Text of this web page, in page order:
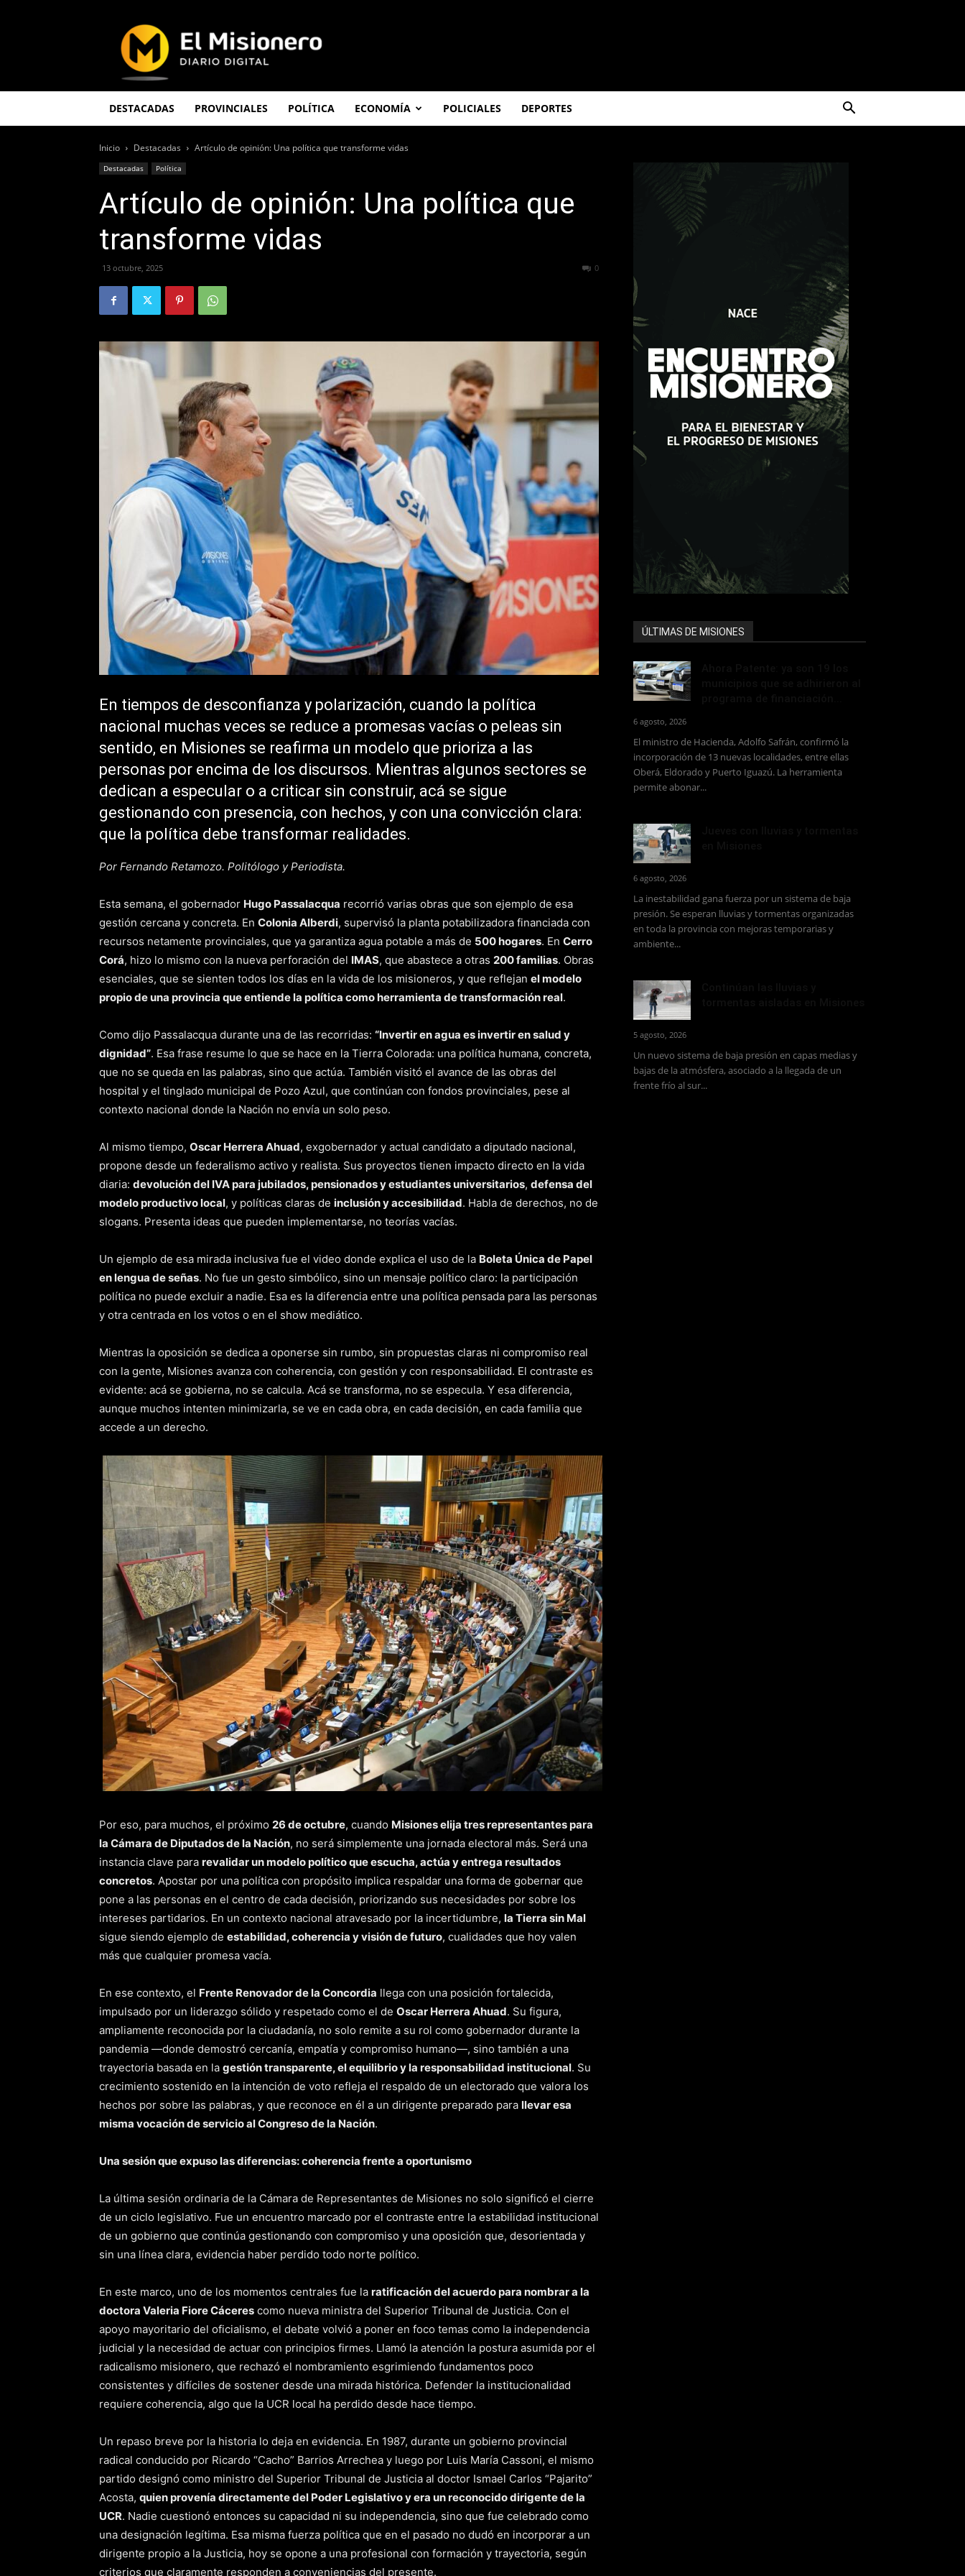
Misionero
DESTACADAS PROVINCIALES POLÍTICA ECONOMÍA POLICIALES DEPORTES
Inicio Destacadas Artículo de opinión: Una política que transforme vidas
Destacadas Política
Artículo de opinión: Una política que
transforme vidas
13 octubre, 2025 0
En tiempos de desconfianza y polarización, cuando la política
nacional muchas veces se reduce a promesas vacías o peleas sin
sentido, en Misiones se reafirma un modelo que prioriza a las
personas por encima de los discursos. Mientras algunos sectores se
dedican a especular o a criticar sin construir, acá se sigue
gestionando con presencia, con hechos, y con una convicción clara:
que la política debe transformar realidades.
Por Fernando Retamozo. Politólogo y Periodista.
Esta semana, el gobernador Hugo Passalacqua recorrió varias obras que son ejemplo de esa
gestión cercana y concreta. En Colonia Alberdi, supervisó la planta potabilizadora financiada con
recursos netamente provinciales, que ya garantiza agua potable a más de 500 hogares. En Cerro
Corá, hizo lo mismo con la nueva perforación del IMAS, que abastece a otras 200 familias. Obras
esenciales, que se sienten todos los días en la vida de los misioneros, y que reflejan el modelo
propio de una provincia que entiende la política como herramienta de transformación real.
Como dijo Passalacqua durante una de las recorridas: “Invertir en agua es invertir en salud y
dignidad”. Esa frase resume lo que se hace en la Tierra Colorada: una política humana, concreta,
que no se queda en las palabras, sino que actúa. También visitó el avance de las obras del
hospital y el tinglado municipal de Pozo Azul, que continúan con fondos provinciales, pese al
contexto nacional donde la Nación no envía un solo peso.
Al mismo tiempo, Oscar Herrera Ahuad, exgobernador y actual candidato a diputado nacional,
propone desde un federalismo activo y realista. Sus proyectos tienen impacto directo en la vida
diaria: devolución del IVA para jubilados, pensionados y estudiantes universitarios, defensa del
modelo productivo local, y políticas claras de inclusión y accesibilidad. Habla de derechos, no de
slogans. Presenta ideas que pueden implementarse, no teorías vacías.
Un ejemplo de esa mirada inclusiva fue el video donde explica el uso de la Boleta Única de Papel
en lengua de señas. No fue un gesto simbólico, sino un mensaje político claro: la participación
política no puede excluir a nadie. Esa es la diferencia entre una política pensada para las personas
y otra centrada en los votos o en el show mediático.
Mientras la oposición se dedica a oponerse sin rumbo, sin propuestas claras ni compromiso real
con la gente, Misiones avanza con coherencia, con gestión y con responsabilidad. El contraste es
evidente: acá se gobierna, no se calcula. Acá se transforma, no se especula. Y esa diferencia,
aunque muchos intenten minimizarla, se ve en cada obra, en cada decisión, en cada familia que
accede a un derecho.
Por eso, para muchos, el próximo 26 de octubre, cuando Misiones elija tres representantes para
la Cámara de Diputados de la Nación, no será simplemente una jornada electoral más. Será una
instancia clave para revalidar un modelo político que escucha, actúa y entrega resultados
concretos. Apostar por una política con propósito implica respaldar una forma de gobernar que
pone a las personas en el centro de cada decisión, priorizando sus necesidades por sobre los
intereses partidarios. En un contexto nacional atravesado por la incertidumbre, la Tierra sin Mal
sigue siendo ejemplo de estabilidad, coherencia y visión de futuro, cualidades que hoy valen
más que cualquier promesa vacía.
En ese contexto, el Frente Renovador de la Concordia llega con una posición fortalecida,
impulsado por un liderazgo sólido y respetado como el de Oscar Herrera Ahuad. Su figura,
ampliamente reconocida por la ciudadanía, no solo remite a su rol como gobernador durante la
pandemia —donde demostró cercanía, empatía y compromiso humano—, sino también a una
trayectoria basada en la gestión transparente, el equilibrio y la responsabilidad institucional. Su
crecimiento sostenido en la intención de voto refleja el respaldo de un electorado que valora los
hechos por sobre las palabras, y que reconoce en él a un dirigente preparado para llevar esa
misma vocación de servicio al Congreso de la Nación.
Una sesión que expuso las diferencias: coherencia frente a oportunismo
La última sesión ordinaria de la Cámara de Representantes de Misiones no solo significó el cierre
de un ciclo legislativo. Fue un encuentro marcado por el contraste entre la estabilidad institucional
de un gobierno que continúa gestionando con compromiso y una oposición que, desorientada y
sin una línea clara, evidencia haber perdido todo norte político.
En este marco, uno de los momentos centrales fue la ratificación del acuerdo para nombrar a la
doctora Valeria Fiore Cáceres como nueva ministra del Superior Tribunal de Justicia. Con el
apoyo mayoritario del oficialismo, el debate volvió a poner en foco temas como la independencia
judicial y la necesidad de actuar con principios firmes. Llamó la atención la postura asumida por el
radicalismo misionero, que rechazó el nombramiento esgrimiendo fundamentos poco
consistentes y difíciles de sostener desde una mirada histórica. Defender la institucionalidad
requiere coherencia, algo que la UCR local ha perdido desde hace tiempo.
Un repaso breve por la historia lo deja en evidencia. En 1987, durante un gobierno provincial
radical conducido por Ricardo “Cacho” Barrios Arrechea y luego por Luis María Cassoni, el mismo
partido designó como ministro del Superior Tribunal de Justicia al doctor Ismael Carlos “Pajarito”
Acosta, quien provenía directamente del Poder Legislativo y era un reconocido dirigente de la
UCR. Nadie cuestionó entonces su capacidad ni su independencia, sino que fue celebrado como
una designación legítima. Esa misma fuerza política que en el pasado no dudó en incorporar a un
dirigente propio a la Justicia, hoy se opone a una profesional con formación y trayectoria, según
criterios que claramente responden a conveniencias del presente.
ÚLTIMAS DE MISIONES
6 agosto, 2026
El ministro de Hacienda, Adolfo Safrán, confirmó la
incorporación de 13 nuevas localidades, entre ellas
Oberá, Eldorado y Puerto Iguazú. La herramienta
permite abonar...
6 agosto, 2026
La inestabilidad gana fuerza por un sistema de baja
presión. Se esperan lluvias y tormentas organizadas
en toda la provincia con mejoras temporarias y
ambiente...
5 agosto, 2026
Un nuevo sistema de baja presión en capas medias y
bajas de la atmósfera, asociado a la llegada de un
frente frío al sur...